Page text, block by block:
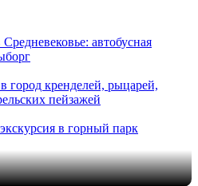
город кренделей, рыцарей,
пейзажей